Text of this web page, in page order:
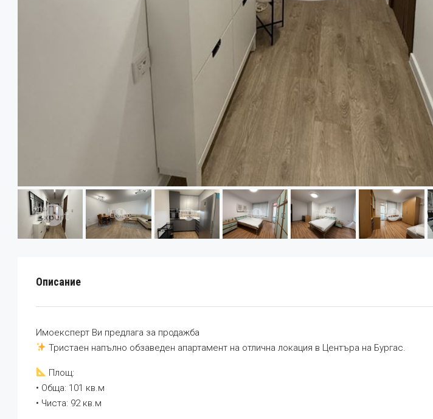
Описание
Имоексперт Ви предлага за продажба
Тристаен напълно обзаведен апартамент на отлична локация в Центъра на Бургас.
Площ:
• Обща: 101 кв.м
• Чиста: 92 кв.м